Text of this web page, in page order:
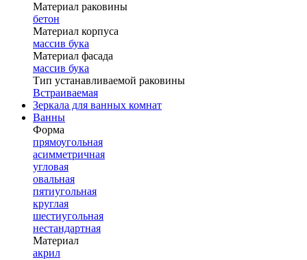
Материал раковины
бетон
Материал корпуса
массив бука
Материал фасада
массив бука
Тип устанавливаемой раковины
Встраиваемая
Зеркала для ванных комнат
Ванны
Форма
прямоугольная
асимметричная
угловая
овальная
пятиугольная
круглая
шестиугольная
нестандартная
Материал
акрил